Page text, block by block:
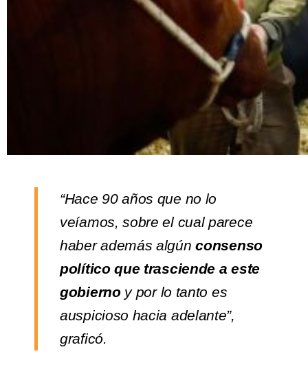
“Hace 90 años que no lo
veíamos, sobre el cual parece
haber además algúnconsenso
político que trasciende a este
gobiernoy por lo tanto es
auspicioso hacia adelante”,
graficó.